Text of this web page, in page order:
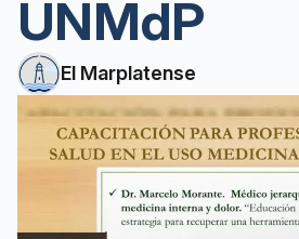
UNMdP
El Marplatense